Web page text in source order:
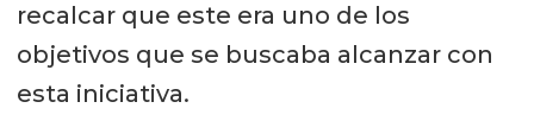
recalcar que este era uno de los
objetivos que se buscaba alcanzar con
esta iniciativa.